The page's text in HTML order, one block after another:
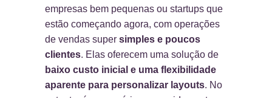
empresas bem pequenas ou startups que
estão começando agora, com operações
de vendas super simples e poucos
clientes. Elas oferecem uma solução de
baixo custo inicial e uma flexibilidade
aparente para personalizar layouts. No